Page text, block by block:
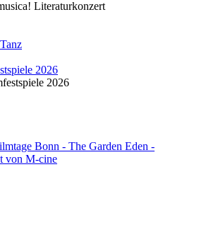
2026
Bonn - The Garden Eden -
von M-cine